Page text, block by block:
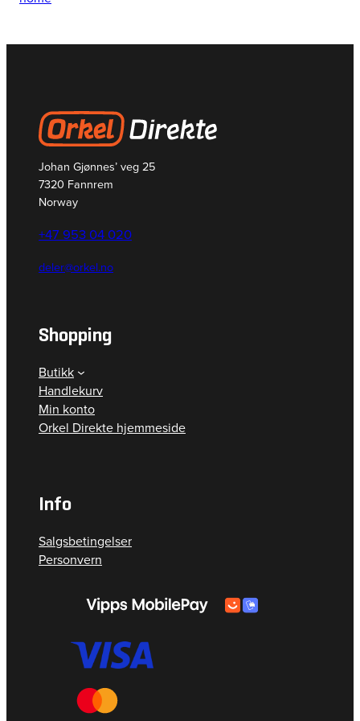
Johan Gjønnes’ veg 25
7320 Fannrem
Norway
+47 953 04 020
deler@orkel.no
Shopping
Butikk
Handlekurv
Min konto
Orkel Direkte hjemmeside
Info
Salgsbetingelser
Personvern